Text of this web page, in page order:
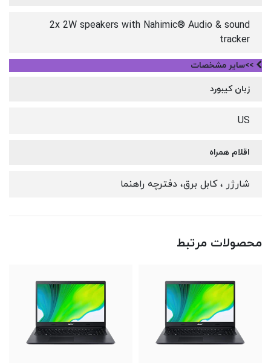
2x 2W speakers with Nahimic® Audio & sound
tracker
>>سایر مشخصات
زبان کیبورد
US
اقلام همراه
شارژر ، کابل برق، دفترچه راهنما
محصولات مرتبط